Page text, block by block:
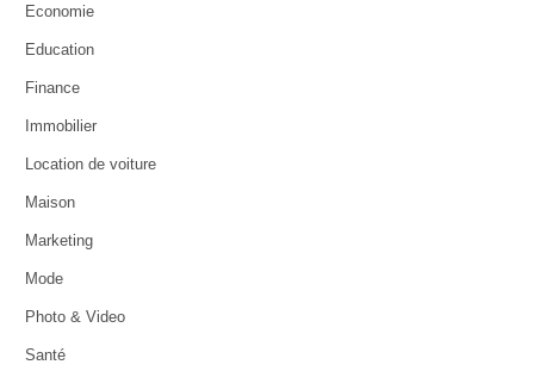
Economie
Education
Finance
Immobilier
Location de voiture
Maison
Marketing
Mode
Photo & Video
Santé